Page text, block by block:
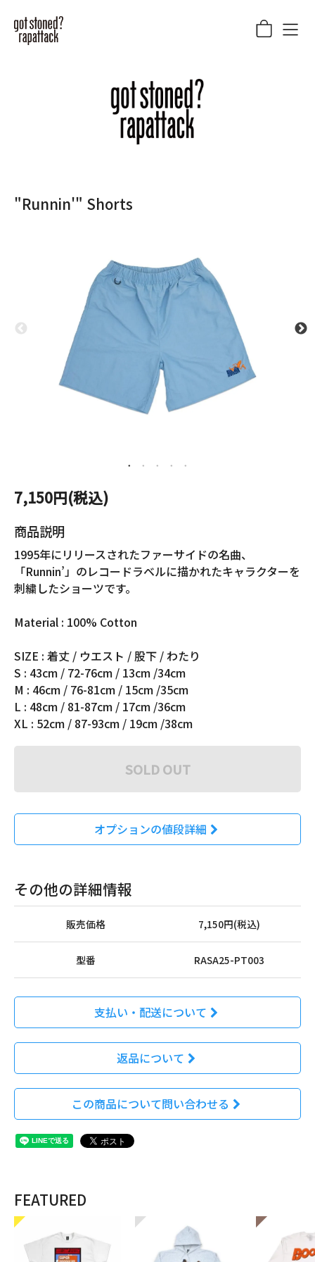
"Runnin'" Shorts
7,150円(税込)
商品説明
1995年にリリースされたファーサイドの名曲、
「Runnin’」のレコードラベルに描かれたキャラクターを
刺繍したショーツです。
Material : 100% Cotton
SIZE : 着丈 / ウエスト / 股下 / わたり
S : 43cm / 72-76cm / 13cm /34cm
M : 46cm / 76-81cm / 15cm /35cm
L : 48cm / 81-87cm / 17cm /36cm
XL : 52cm / 87-93cm / 19cm /38cm
SOLD OUT
オプションの値段詳細
その他の詳細情報
販売価格 7,150円(税込)
型番 RASA25-PT003
支払い・配送について
返品について
この商品について問い合わせる
FEATURED